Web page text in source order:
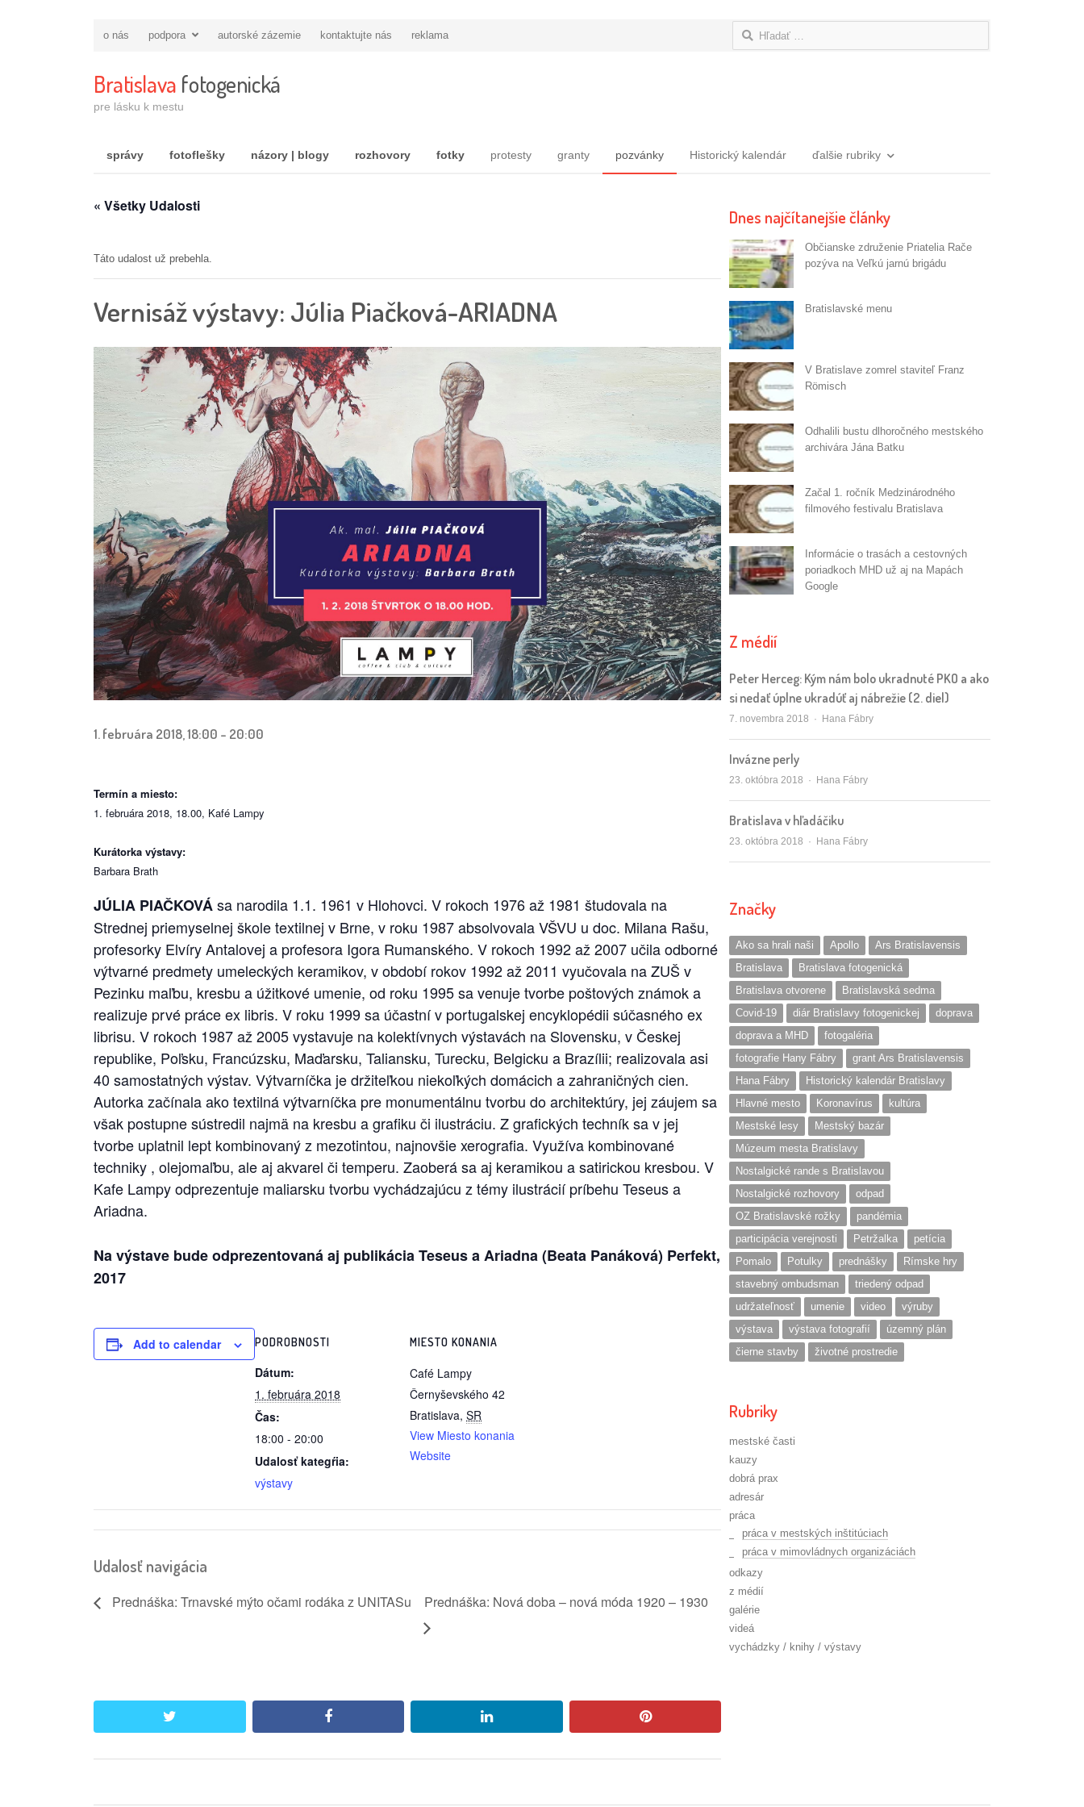
o nás podpora autorské zázemie kontaktujte nás reklama Hľadať:
Bratislava fotogenická
pre lásku k mestu
správy fotoflešky názory | blogy rozhovory fotky protesty granty pozvánky Historický kalendár ďalšie rubriky
« Všetky Udalosti
Táto udalost už prebehla.
Vernisáž výstavy: Júlia Piačková-ARIADNA
1. februára 2018, 18:00 - 20:00
Termín a miesto:
1. februára 2018, 18.00, Kafé Lampy
Kurátorka výstavy:
Barbara Brath
JÚLIA PIAČKOVÁsa narodila 1.1. 1961 v Hlohovci. V rokoch 1976 až 1981 študovala na
Strednej priemyselnej škole textilnej v Brne, v roku 1987 absolvovala VŠVU u doc. Milana Rašu,
profesorky Elvíry Antalovej a profesora Igora Rumanského. V rokoch 1992 až 2007 učila odborné
výtvarné predmety umeleckých keramikov, v období rokov 1992 až 2011 vyučovala na ZUŠ v
Pezinku maľbu, kresbu a úžitkové umenie, od roku 1995 sa venuje tvorbe poštových známok a
realizuje prvé práce ex libris. V roku 1999 sa účastní v portugalskej encyklopédii súčasného ex
librisu. V rokoch 1987 až 2005 vystavuje na kolektívnych výstavách na Slovensku, v Českej
republike, Poľsku, Francúzsku, Maďarsku, Taliansku, Turecku, Belgicku a Brazílii; realizovala asi
40 samostatných výstav. Výtvarníčka je držiteľkou niekoľkých domácich a zahraničných cien.
Autorka začínala ako textilná výtvarníčka pre monumentálnu tvorbu do architektúry, jej záujem sa
však postupne sústredil najmä na kresbu a grafiku či ilustráciu. Z grafických techník sa v jej
tvorbe uplatnil lept kombinovaný z mezotintou, najnovšie xerografia. Využíva kombinované
techniky , olejomaľbu, ale aj akvarel či temperu. Zaoberá sa aj keramikou a satirickou kresbou. V
Kafe Lampy odprezentuje maliarsku tvorbu vychádzajúcu z témy ilustrácií príbehu Teseus a
Ariadna.
Na výstave bude odprezentovaná aj publikácia Teseus a Ariadna (Beata Panáková) Perfekt,
2017
Add to calendar PODROBNOSTI
Dátum:
1. februára 2018
Čas:
18:00 - 20:00
Udalosť kategŕia:
výstavy
MIESTO KONANIA
Café Lampy
Černyševského 42
Bratislava, SR
View Miesto konania
Website
Udalosť navigácia
Prednáška: Trnavské mýto očami rodáka z UNITASu Prednáška: Nová doba – nová móda 1920 – 1930
twitter facebook linkedin pinterest
Dnes najčítanejšie články
Občianske združenie Priatelia Rače
pozýva na Veľkú jarnú brigádu
Bratislavské menu
V Bratislave zomrel staviteľ Franz
Römisch
Odhalili bustu dlhoročného mestského
archivára Jána Batku
Začal 1. ročník Medzinárodného
filmového festivalu Bratislava
Informácie o trasách a cestovných
poriadkoch MHD už aj na Mapách
Google
Z médií
Peter Herceg: Kým nám bolo ukradnuté PKO a ako
si nedať úplne ukradúť aj nábrežie (2. diel)
7. novembra 2018 Autor/ka
Hana Fábry
Invázne perly
23. októbra 2018 Autor/ka
Hana Fábry
Bratislava v hľadáčiku
23. októbra 2018 Autor/ka
Hana Fábry
Značky
Ako sa hrali naši Apollo
Ars Bratislavensis
Bratislava
Bratislava fotogenická
Bratislava otvorene
Bratislavská sedma
Covid-19
diár Bratislavy fotogenickej
doprava
doprava a MHD
fotogaléria
fotografie Hany Fábry
grant Ars Bratislavensis
Hana Fábry
Historický kalendár Bratislavy
Hlavné mesto
Koronavírus
kultúra
Mestské lesy
Mestský bazár
Múzeum mesta Bratislavy
Nostalgické rande s Bratislavou
Nostalgické rozhovory
odpad
OZ Bratislavské rožky
pandémia
participácia verejnosti
Petržalka
petícia
Pomalo
Potulky prednášky
Rímske hry
stavebný ombudsman
triedený odpad
udržateľnosť
umenie video
výruby
výstava
výstava fotografií
územný plán
čierne stavby
životné prostredie
Rubriky
mestské časti
kauzy
dobrá prax
adresár
práca
práca v mestských inštitúciach
práca v mimovládnych organizáciách
odkazy
z médií
galérie
videá
vychádzky / knihy / výstavy